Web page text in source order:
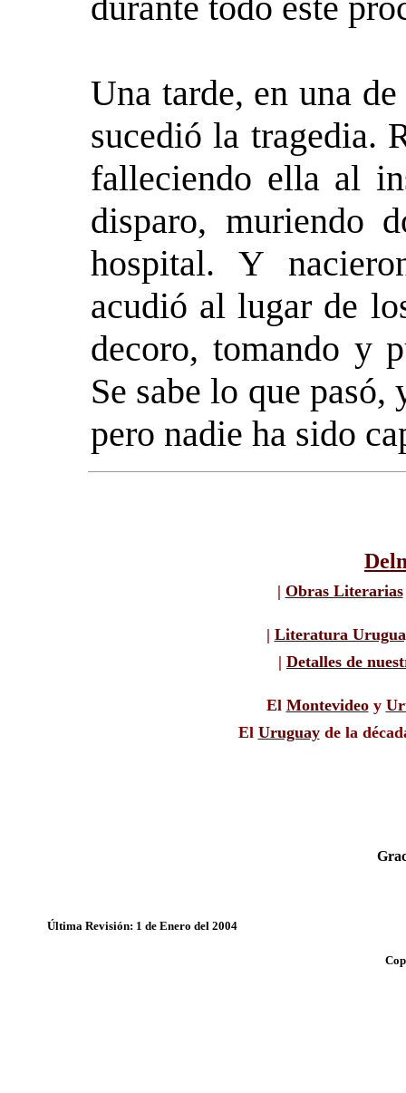
Una tarde, en una
sucedió la tragedia.
falleciendo ella al
disparo, muriendo
hospital. Y
acudió al lugar de
decoro, tomando y
Se sabe lo que pasó,
pero nadie ha sido
| Obras Literarias
| Literatura
| Detalles de
El Montevideoy
El Uruguayde la
Última Revisión: 1 de Enero del 2004